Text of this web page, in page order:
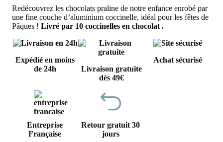
initial
était :
1,90€.
Redécouvrez les chocolats praline de notre enfance enrobé par
une fine couche d’aluminium coccinelle, idéal pour les fêtes de
Pâques ! Livré par 10 coccinelles en chocolat .
Expédié en moins
de 24h
Livraison gratuite
dès 49€
Achat sécurisé
Entreprise
Française
Retour gratuit 30
jours